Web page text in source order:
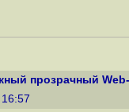
прозрачный